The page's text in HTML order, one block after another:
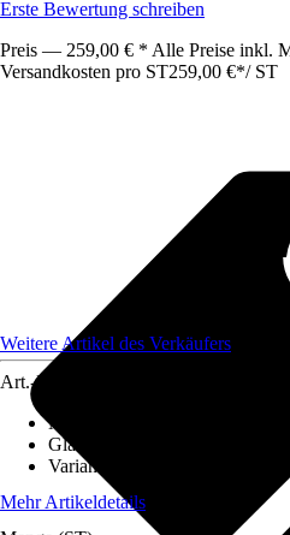
Erste Bewertung schreiben
Preis — 259,00 € * Alle Preise inkl.
Versandkosten pro ST259,00 €*/ ST
Weitere Artikel des Verkäufers
Art.-Nr.
Materialspezifizierung
Glasart
Variante
Mehr Artikeldetails